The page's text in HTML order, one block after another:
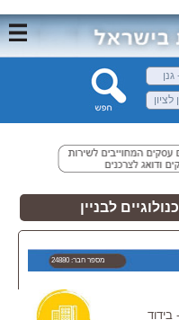
לבניין
מספר חבר: 24880
בידוד